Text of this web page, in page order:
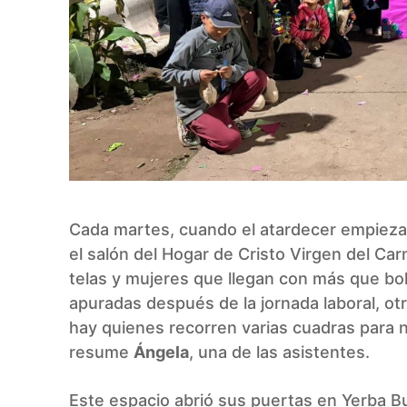
Cada martes, cuando el atardecer
el salón del Hogar de Cristo Virgen del
telas y mujeres que llegan con más que
apuradas después de la jornada laboral,
hay quienes recorren varias cuadras para
resume Ángela, una de las asistentes.
Este espacio abrió sus puertas en Yerba